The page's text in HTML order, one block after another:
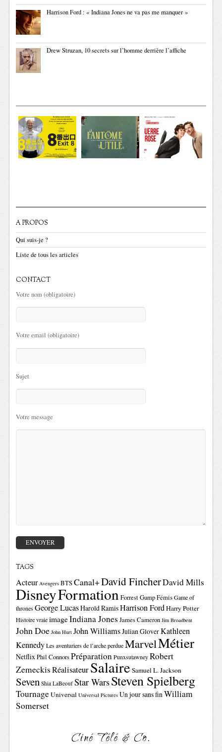
Harrison Ford : « Indiana Jones ne va pas me manquer »
Drew Struzan, 10 secrets sur l’homme derrière l’affiche
A PROPOS
Qui suis-je ?
Liste de tous les articles
CONTACT
Votre nom (obligatoire)
Votre email (obligatoire)
Sujet
Votre message
TAGS
Acteur Avengers BTSCanal+David FincherDavid Mills
DisneyFormationForrest GumpFémis Game of
thrones George LucasHarold RamisHarrison FordHarry Potter
Histoire vraie imageIndiana Jones James Cameron Jim Broadbent
John Doe John Hurt John WilliamsJulian GloverKathleen
Kennedy Les aventuriers de l’arche perdue MarvelMétier
NetflixPhil ConnorsPréparation Punxsutawney Robert
ZemeckisRéalisateurSalaire Samuel L. Jackson
Seven Shia LaBeouf Star WarsSteven Spielberg
TournageUniversal Universal Pictures Un jour sans finWilliam
Somerset
Ciné Télé & Co.